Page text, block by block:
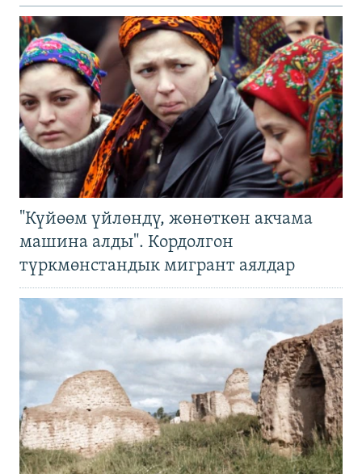
"Күйөөм үйлөндү, жөнөткөн акчама
машина алды". Кордолгон
түркмөнстандык мигрант аялдар